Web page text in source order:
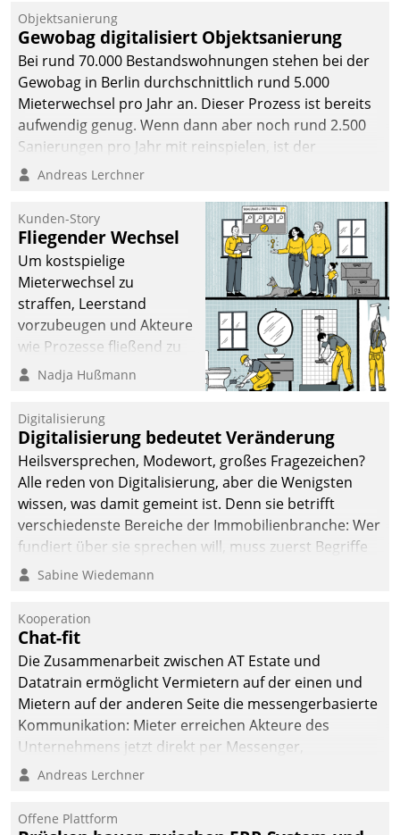
Unternehmen.
Objektsanierung
Gewobag digitalisiert Objektsanierung
Bei rund 70.000 Bestandswohnungen stehen bei der
Gewobag in Berlin durchschnittlich rund 5.000
Mieterwechsel pro Jahr an. Dieser Prozess ist bereits
aufwendig genug. Wenn dann aber noch rund 2.500
Sanierungen pro Jahr mit reinspielen, ist der
Betreuungs- und Organisationsaufwand immens. Im
kommunale Wohnungsbauunternehmen daher
gemeinsam mit der Berliner Datatrain GmbH den
Teilprozess der Objektsanierung digitalisiert.
Andreas Lerchner
Kunden-Story
Fliegender Wechsel
Um kostspielige
Mieterwechsel zu
straffen, Leerstand
vorzubeugen und Akteure
wie Prozesse fließend zu
vernetzen, nutzt die
Jahresbeginn eine
Überblick, Einsicht und
Eingriff bietende Lösung.
Zur Entwicklung setzte
man auf
Cloudtechnologie,
bewährte und Startup-
agile Projektmethoden.
Nadja Hußmann
Digitalisierung
Digitalisierung bedeutet Veränderung
Heilsversprechen, Modewort, großes Fragezeichen?
Alle reden von Digitalisierung, aber die Wenigsten
wissen, was damit gemeint ist. Denn sie betrifft
verschiedenste Bereiche der Immobilienbranche: Wer
fundiert über sie sprechen will, muss zuerst Begriffe
klären. Ein Aspekt ist die betriebliche Optimierung:
Einsparungen durch optimierte und automatisierte
Prozesse. Doch man darf nicht zu viel erwarten: Allein
mit der Einführung einer neuen Software ist es nicht
getan. Die Digitalisierung erfordert von Unternehmen
die Bereitschaft, sich zu überprüfen, zu hinterfragen
und zu verändern.
Sabine Wiedemann
Kooperation
Chat-fit
Die Zusammenarbeit zwischen AT Estate und
Datatrain ermöglicht Vermietern auf der einen und
Mietern auf der anderen Seite die messengerbasierte
Kommunikation: Mieter erreichen Akteure des
Unternehmens jetzt direkt per Messenger,
Mitarbeiter oder Dienstleister empfangen oder
Andreas Lerchner
Offene Plattform